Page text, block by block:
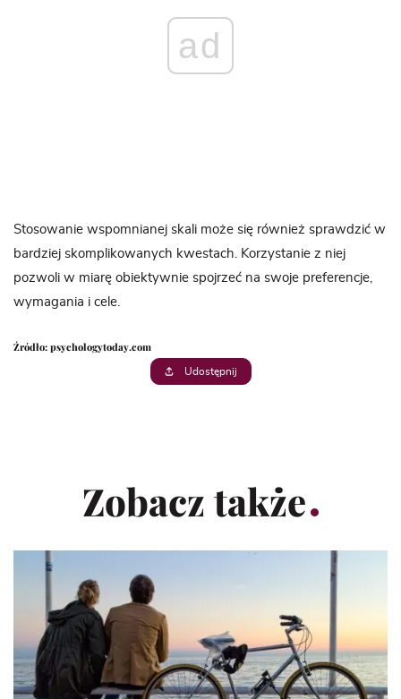
ad
Stosowanie wspomnianej skali może się również sprawdzić w
bardziej skomplikowanych kwestach. Korzystanie z niej
pozwoli w miarę obiektywnie spojrzeć na swoje preferencje,
wymagania i cele.
Źródło: psychologytoday.com
Udostępnij
Zobacz także